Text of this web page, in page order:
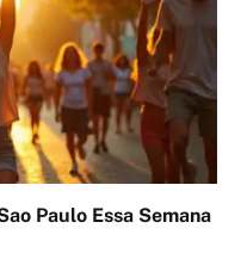
Paulo Essa Semana